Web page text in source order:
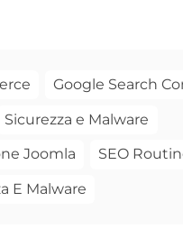
Google Search
Sicurezza e Malware
Joomla SEO
E Malware